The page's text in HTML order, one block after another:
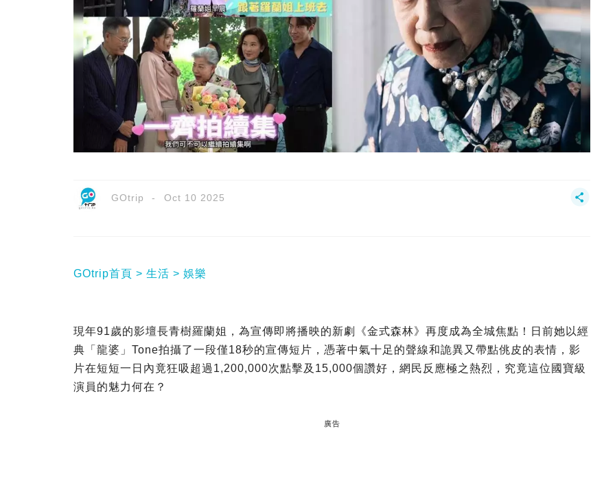
GOtrip Oct 10 2025
GOtrip首頁 生活 娛樂
現年91歲的影壇長青樹羅蘭姐，為宣傳即將播映的新劇《金式森林》再度成為全城焦點！日前她以經
典「龍婆」Tone拍攝了一段僅18秒的宣傳短片，憑著中氣十足的聲線和詭異又帶點佻皮的表情，影
片在短短一日內竟狂吸超過1,200,000次點擊及15,000個讚好，網民反應極之熱烈，究竟這位國寶級
演員的魅力何在？
廣告